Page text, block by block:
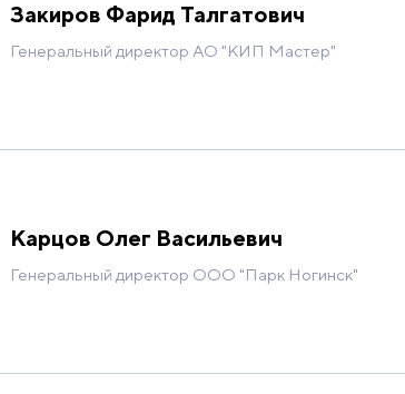
Закиров Фарид Талгатович
Генеральный директор АО "КИП Мастер"
Карцов Олег Васильевич
Генеральный директор ООО "Парк Ногинск"